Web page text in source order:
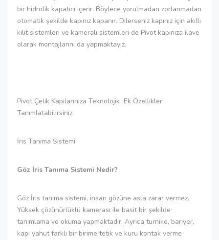
bir hidrolik kapatıcı içerir. Böylece yorulmadan zorlanmadan
otomatik şekilde kapınız kapanır. Dilerseniz kapınız için akıllı
kilit sistemleri ve kameralı sistemleri de Pivot kapınıza ilave
olarak montajlarını da yapmaktayız.
Pivot Çelik Kapılarınıza Teknolojik Ek Özellikler
Tanımlatabilirsiniz.
İris Tanıma Sistemi
Göz İris Tanıma Sistemi Nedir?
Göz İris tanıma sistemi, insan gözüne asla zarar vermez.
Yüksek çözünürlüklü kamerası ile basit bir şekilde
tanımlama ve okuma yapmaktadır. Ayrıca turnike, bariyer,
kapı yahut farklı bir birime tetik ve kuru kontak verme